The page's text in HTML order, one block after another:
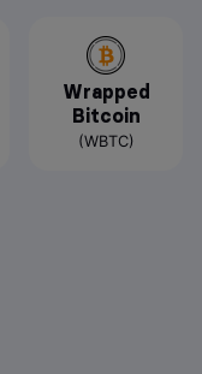
Wrapped
Bitcoin
(WBTC)